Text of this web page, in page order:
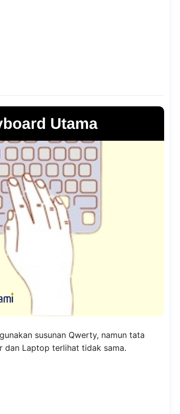
susunan Qwerty, namun tata
dan Laptop terlihat tidak sama.